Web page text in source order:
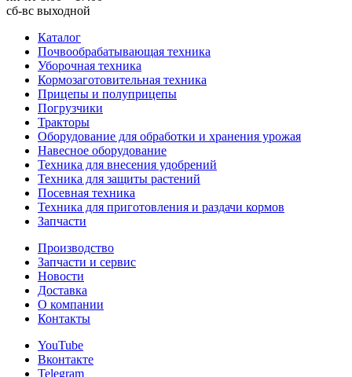
сб-вс выходной
Каталог
Почвообрабатывающая техника
Уборочная техника
Кормозаготовительная техника
Прицепы и полуприцепы
Погрузчики
Тракторы
Оборудование для обработки и хранения урожая
Навесное оборудование
Техника для внесения удобрений
Техника для защиты растений
Посевная техника
Техника для приготовления и раздачи кормов
Запчасти
Производство
Запчасти и сервис
Новости
Доставка
О компании
Контакты
YouTube
Вконтакте
Telegram